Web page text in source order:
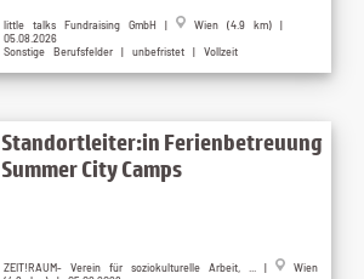
little talks Fundraising GmbH |
Wien (4.9 km) |
05.08.2026
Sonstige Berufsfelder | unbefristet | Vollzeit
Standortleiter:in Ferienbetreuung
Summer City Camps
ZEIT!RAUM- Verein für soziokulturelle Arbeit, ... |
Wien